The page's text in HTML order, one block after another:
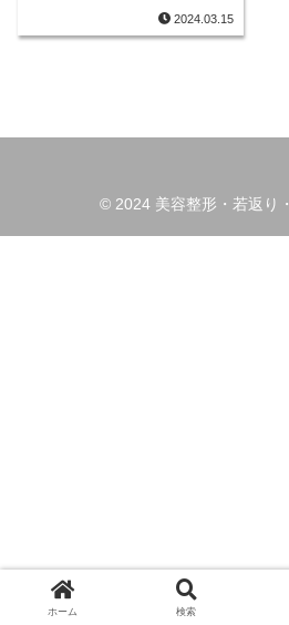
2024.03.15
© 2024 美容整形・若返り
ホーム 検索